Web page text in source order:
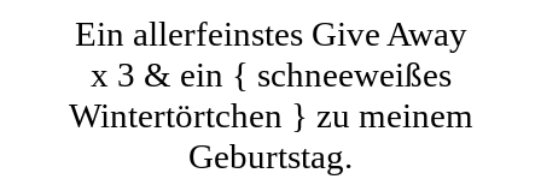
Ein allerfeinstes Give Away
x 3 & ein { schneeweißes
Wintertörtchen } zu meinem
Geburtstag.